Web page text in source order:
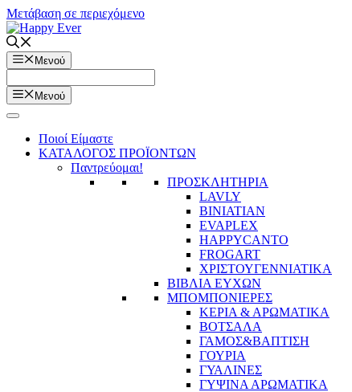
Μετάβαση σε περιεχόμενο
Μενού
Μενού
Ποιοί Είμαστε
ΚΑΤΑΛΟΓΟΣ ΠΡΟΪΟΝΤΩΝ
Παντρεύομαι!
ΠΡΟΣΚΛΗΤΗΡΙΑ
LAVLY
BINIATIAN
EVAPLEX
HAPPYCANTO
FROGART
ΧΡΙΣΤΟΥΓΕΝΝΙΑΤΙΚΑ
ΒΙΒΛΙΑ ΕΥΧΩΝ
ΜΠΟΜΠΟΝΙΕΡΕΣ
ΚΕΡΙΑ & ΑΡΩΜΑΤΙΚΑ
ΒΟΤΣΑΛΑ
ΓΑΜΟΣ&ΒΑΠΤΙΣΗ
ΓΟΥΡΙΑ
ΓΥΑΛΙΝΕΣ
ΓΥΨΙΝΑ ΑΡΩΜΑΤΙΚΑ